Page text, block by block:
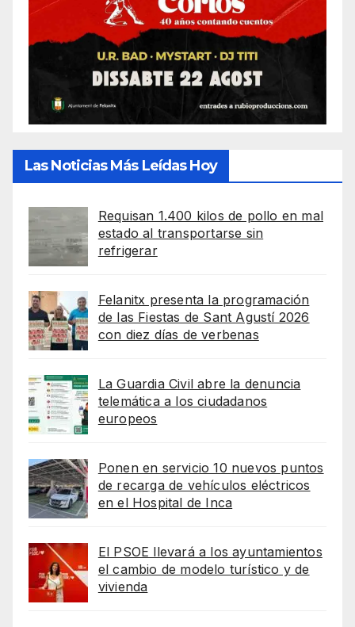
Las Noticias Más Leídas Hoy
Requisan 1.400 kilos de pollo en mal
estado al transportarse sin
refrigerar
Felanitx presenta la programación
de las Fiestas de Sant Agustí 2026
con diez días de verbenas
La Guardia Civil abre la denuncia
telemática a los ciudadanos
europeos
Ponen en servicio 10 nuevos puntos
de recarga de vehículos eléctricos
en el Hospital de Inca
El PSOE llevará a los ayuntamientos
el cambio de modelo turístico y de
vivienda